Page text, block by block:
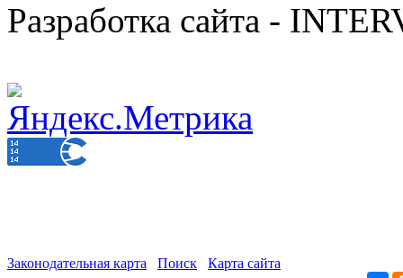
Разработка сайта -
Законодательная карта Поиск Карта сайта